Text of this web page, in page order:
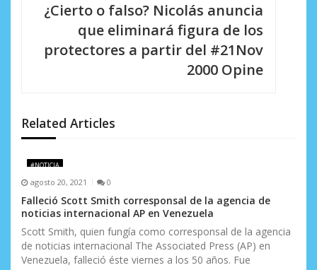
e
e
n
t
r
a
¿Cierto o falso? Nicolás anuncia
que eliminará figura de los
protectores a partir del #21Nov
2000 Opine
Related Articles
#NOTICIA
agosto 20, 2021 0
Falleció Scott Smith corresponsal de la agencia de
noticias internacional AP en Venezuela
Scott Smith, quien fungía como corresponsal de la agencia
de noticias internacional The Associated Press (AP) en
Venezuela, falleció éste viernes a los 50 años. Fue